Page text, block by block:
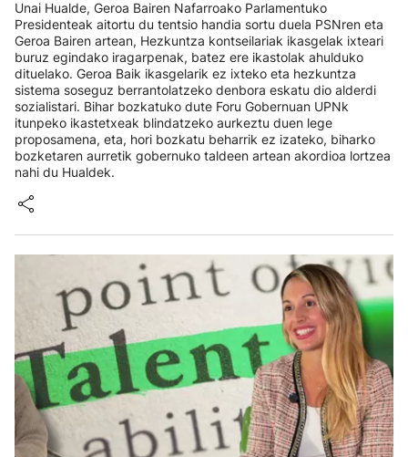
Unai Hualde, Geroa Bairen Nafarroako Parlamentuko
Presidenteak aitortu du tentsio handia sortu duela PSNren eta
Geroa Bairen artean, Hezkuntza kontseilariak ikasgelak ixteari
buruz egindako iragarpenak, batez ere ikastolak ahulduko
dituelako. Geroa Baik ikasgelarik ez ixteko eta hezkuntza
sistema soseguz berrantolatzeko denbora eskatu dio alderdi
sozialistari. Bihar bozkatuko dute Foru Gobernuan UPNk
itunpeko ikastetxeak blindatzeko aurkeztu duen lege
proposamena, eta, hori bozkatu beharrik ez izateko, biharko
bozketaren aurretik gobernuko taldeen artean akordioa lortzea
nahi du Hualdek.